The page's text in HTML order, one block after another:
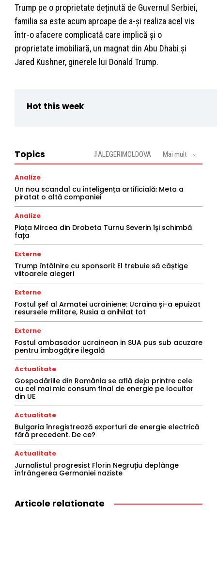
Trump pe o proprietate deținută de Guvernul Serbiei,
familia sa este acum aproape de a-și realiza acel vis
într-o afacere complicată care implică și o
proprietate imobiliară, un magnat din Abu Dhabi și
Jared Kushner, ginerele lui Donald Trump.
Hot this week
Topics #ALEGERIMOLDOVA Mai mult
Analize
Un nou scandal cu inteligența artificială: Meta a
piratat o altă companiei
Analize
Piața Mircea din Drobeta Turnu Severin își schimbă
fața
Externe
Trump întâlnire cu sponsorii: El trebuie să câștige
viitoarele alegeri
Externe
Fostul șef al Armatei ucrainiene: Ucraina și-a epuizat
resursele militare, Rusia a anihilat tot
Externe
Fostul ambasador ucrainean in SUA pus sub acuzare
pentru îmbogățire ilegală
Actualitate
Gospodăriile din România se află deja printre cele
cu cel mai mic consum final de energie pe locuitor
din UE
Actualitate
Bulgaria înregistrează exporturi de energie electrică
fără precedent. De ce?
Actualitate
Jurnalistul progresist Florin Negruțiu deplânge
înfrângerea Germaniei naziste
Articole relationate